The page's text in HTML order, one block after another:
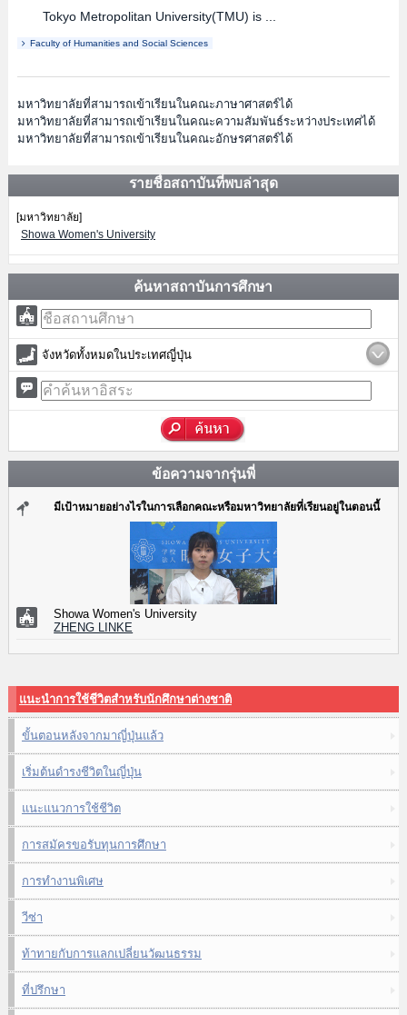
Tokyo Metropolitan University(TMU) is ...
Faculty of Humanities and Social Sciences
มหาวิทยาลัยที่สามารถเข้าเรียนในคณะภาษาศาสตร์ได้
มหาวิทยาลัยที่สามารถเข้าเรียนในคณะความสัมพันธ์ระหว่างประเทศได้
มหาวิทยาลัยที่สามารถเข้าเรียนในคณะอักษรศาสตร์ได้
รายชื่อสถาบันที่พบล่าสุด
[มหาวิทยาลัย]
Showa Women's University
ค้นหาสถาบันการศึกษา
จังหวัดทั้งหมดในประเทศญี่ปุ่น
ข้อความจากรุ่นพี่
มีเป้าหมายอย่างไรในการเลือกคณะหรือมหาวิทยาลัยที่เรียนอยู่ในตอนนี้
Showa Women's University
ZHENG LINKE
แนะนำการใช้ชีวิตสำหรับนักศึกษาต่างชาติ
ขั้นตอนหลังจากมาญี่ปุ่นแล้ว
เริ่มต้นดำรงชีวิตในญี่ปุ่น
แนะแนวการใช้ชีวิต
การสมัครขอรับทุนการศึกษา
การทำงานพิเศษ
วีซ่า
ท้าทายกับการแลกเปลี่ยนวัฒนธรรม
ที่ปรึกษา